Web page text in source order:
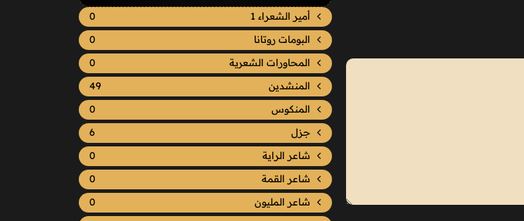
أمير الشعراء 1
0
البومات روتانا
0
المحاورات الشعرية
0
المنشدين
49
المنكوس
0
جزل
6
شاعر الراية
0
شاعر القمة
0
شاعر المليون
0